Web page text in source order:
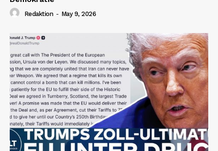
Redaktion - May 9, 2026